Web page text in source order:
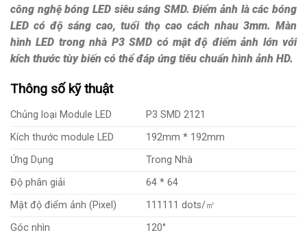
công nghệ bóng LED siêu sáng SMD. Điểm ảnh là các bóng
LED có độ sáng cao, tuổi thọ cao cách nhau 3mm. Màn
hình LED trong nhà P3 SMD có mật độ điểm ảnh lớn với
kích thước tùy biến có thể đáp ứng tiêu chuẩn hình ảnh HD.
Thông số kỹ thuật
Chủng loại Module LED
P3 SMD 2121
Kích thước module LED
192mm * 192mm
Ứng Dụng
Trong Nhà
Độ phân giải
64 * 64
Mật độ điểm ảnh (Pixel)
111111 dots/㎡
Góc nhìn
120°